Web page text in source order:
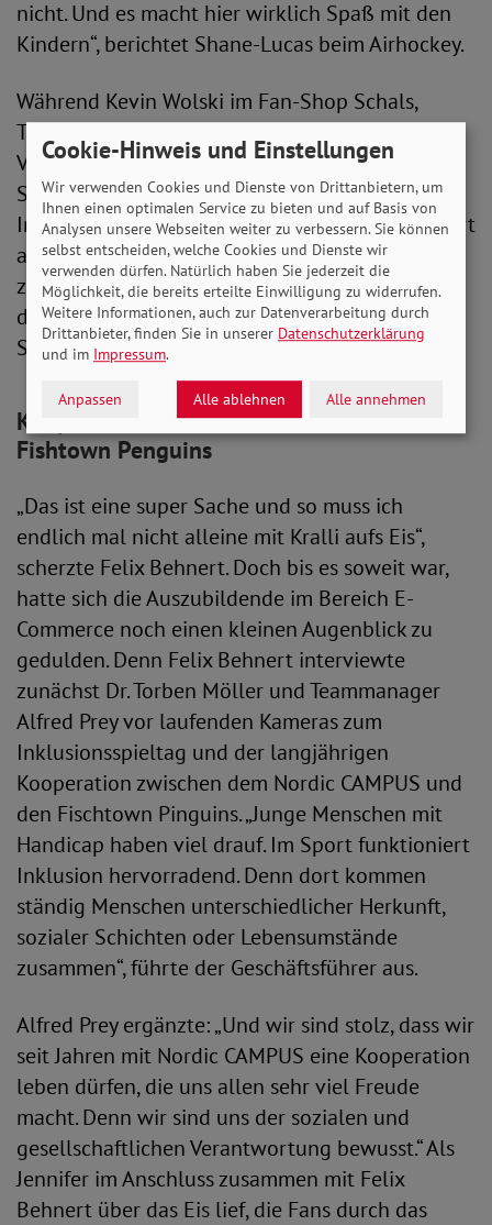
nicht. Und es macht hier wirklich Spaß mit den
Kindern“, berichtet Shane-Lucas beim Airhockey.
Während Kevin Wolski im Fan-Shop Schals,
Trikots und Plüsch-Krallis verkaufte, Sarah am
VIP-Einlass unterstützte, schnallte sich Jennifer
Spinn Schlittschuhe an. Denn sie begleitete am
Inklusionsspieltag Stadionsprecher Felix Behnert
auf dem Eis. „Ich freue mich sehr, denn ich bin
zum ersten Mal hier und hab jetzt voll Bock
darauf, mit Felix die Leute anzufeuern und
Stimmung zu machen“, strahlte Jennifer.
Kooperation zwischen Nordic CAMPUS und
Fishtown Penguins
„Das ist eine super Sache und so muss ich
endlich mal nicht alleine mit Kralli aufs Eis“,
scherzte Felix Behnert. Doch bis es soweit war,
hatte sich die Auszubildende im Bereich E-
Commerce noch einen kleinen Augenblick zu
gedulden. Denn Felix Behnert interviewte
zunächst Dr. Torben Möller und Teammanager
Alfred Prey vor laufenden Kameras zum
Inklusionsspieltag und der langjährigen
Kooperation zwischen dem Nordic CAMPUS und
den Fischtown Pinguins. „Junge Menschen mit
Handicap haben viel drauf. Im Sport funktioniert
Inklusion hervorradend. Denn dort kommen
ständig Menschen unterschiedlicher Herkunft,
sozialer Schichten oder Lebensumstände
zusammen“, führte der Geschäftsführer aus.
Alfred Prey ergänzte: „Und wir sind stolz, dass wir
seit Jahren mit Nordic CAMPUS eine Kooperation
leben dürfen, die uns allen sehr viel Freude
macht. Denn wir sind uns der sozialen und
gesellschaftlichen Verantwortung bewusst.“ Als
Jennifer im Anschluss zusammen mit Felix
Behnert über das Eis lief, die Fans durch das
Cookie-Hinweis und Einstellungen
Wir verwenden Cookies und Dienste von Drittanbietern, um
Ihnen einen optimalen Service zu bieten und auf Basis von
Analysen unsere Webseiten weiter zu verbessern. Sie können
selbst entscheiden, welche Cookies und Dienste wir
verwenden dürfen. Natürlich haben Sie jederzeit die
Möglichkeit, die bereits erteilte Einwilligung zu widerrufen.
Weitere Informationen, auch zur Datenverarbeitung durch
Drittanbieter, finden Sie in unserer Datenschutzerklärung
und im Impressum.
Anpassen Alle ablehnen Alle annehmen